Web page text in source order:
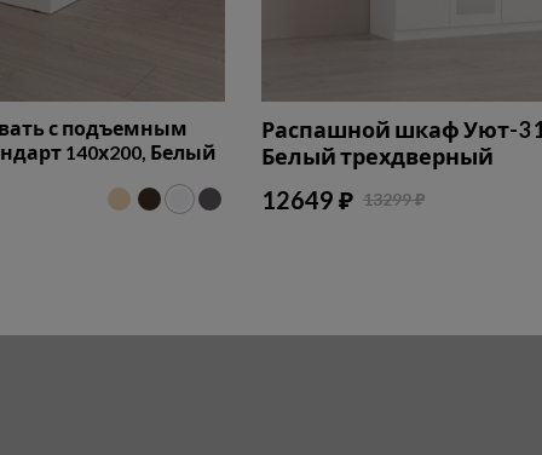
с подъемным
140х200, Белый
Распашной шкаф Уют-3
Белый трехдверный
12649 ₽ 13299 ₽